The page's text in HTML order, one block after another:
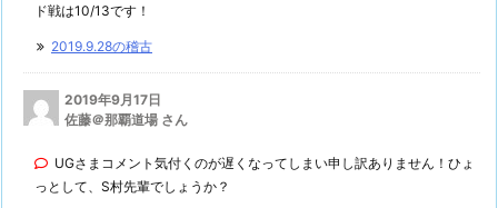
ド戦は10/13です！
2019.9.28の稽古
2019年9月17日
佐藤＠那覇道場 さん
UGさまコメント気付くのが遅くなってしまい申し訳ありません！ひょ
っとして、S村先輩でしょうか？